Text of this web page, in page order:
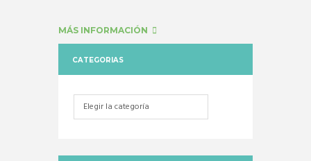
MÁS INFORMACIÓN
CATEGORIAS
Categorias